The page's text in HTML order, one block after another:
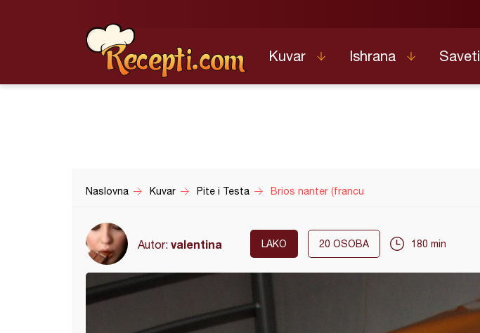
Kuvar Ishrana Saveti
Naslovna Kuvar Pite i Testa Brios nanter (francu
Autor: valentina LAKO 20 OSOBA 180 min